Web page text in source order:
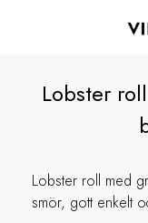
Lobster
Lobster roll med
smör, gott enkelt